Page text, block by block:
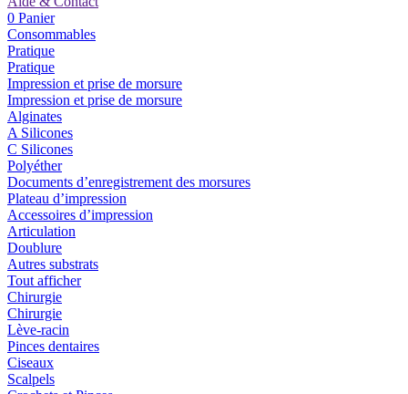
0 Panier
Consommables
Pratique
Pratique
Impression et prise de morsure
Impression et prise de morsure
Alginates
A Silicones
C Silicones
Polyéther
Documents d’enregistrement des morsures
Plateau d’impression
Accessoires d’impression
Articulation
Doublure
Autres substrats
Tout afficher
Chirurgie
Chirurgie
Lève-racin
Pinces dentaires
Ciseaux
Scalpels